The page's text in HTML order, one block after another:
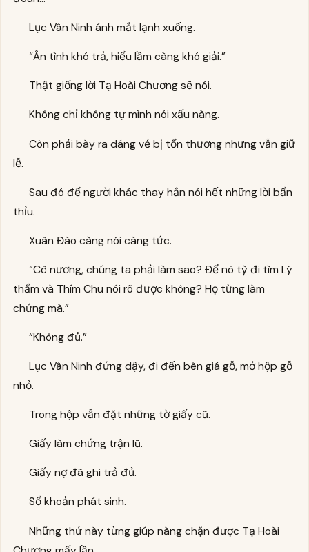
Lục Vân Ninh ánh mắt lạnh xuống.
“Ân tình khó trả, hiểu lầm càng khó giải.”
Thật giống lời Tạ Hoài Chương sẽ nói.
Không chỉ không tự mình nói xấu nàng.
Còn phải bày ra dáng vẻ bị tổn thương nhưng vẫn giữ
lễ.
Sau đó để người khác thay hắn nói hết những lời bẩn
thỉu.
Xuân Đào càng nói càng tức.
“Cô nương, chúng ta phải làm sao? Để nô tỳ đi tìm Lý
thẩm và Thím Chu nói rõ được không? Họ từng làm
chứng mà.”
“Không đủ.”
Lục Vân Ninh đứng dậy, đi đến bên giá gỗ, mở hộp gỗ
nhỏ.
Trong hộp vẫn đặt những tờ giấy cũ.
Giấy làm chứng trận lũ.
Giấy nợ đã ghi trả đủ.
Sổ khoản phát sinh.
Những thứ này từng giúp nàng chặn được Tạ Hoài